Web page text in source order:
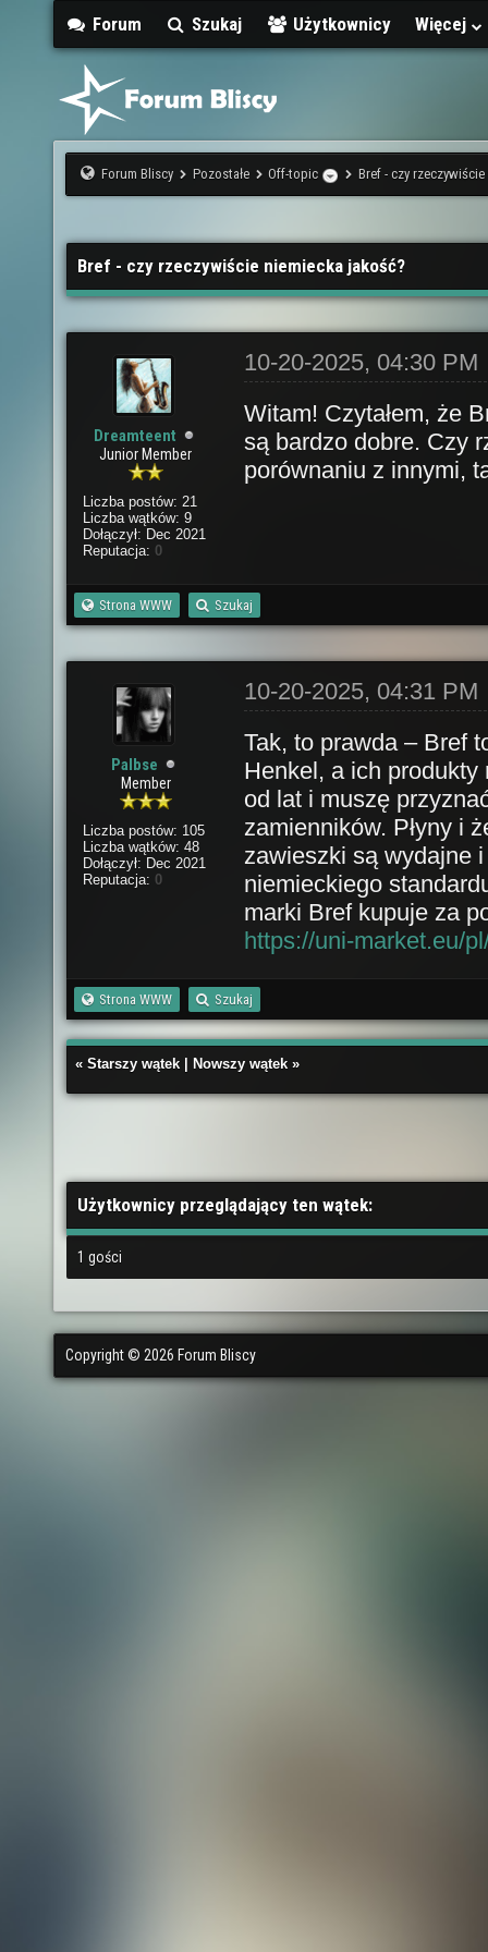
Forum Szukaj Użytkownicy Więcej
Forum Bliscy Pozostałe Off-topic Bref - czy
Bref - czy rzeczywiście niemiecka jakość?
Dreamteent
Junior Member
Liczba postów: 21
Liczba wątków: 9
Dołączył: Dec 2021
Reputacja: 0
10-20-2025, 04:30 PM
Witam! Czytałem, że
są bardzo dobre. Czy
porównaniu z innymi,
Strona WWW Szukaj
Palbse
Member
Liczba postów: 105
Liczba wątków: 48
Dołączył: Dec 2021
Reputacja: 0
10-20-2025, 04:31 PM
Tak, to prawda – Bref
Henkel, a ich
od lat i muszę
zamienników. Płyny i
zawieszki są wydajne
niemieckiego
marki Bref kupuje za
https://uni-market.eu/
Strona WWW Szukaj
« Starszy wątek Nowszy wątek »
Użytkownicy przeglądający ten wątek:
1 gości
Copyright © 2026 Forum Bliscy